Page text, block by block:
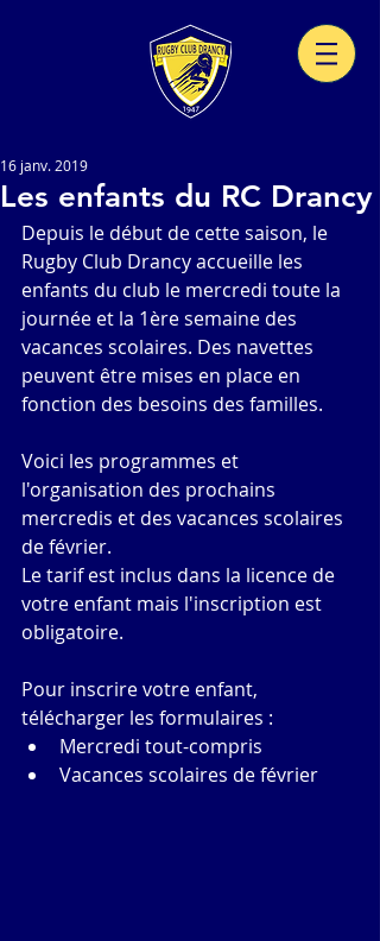
Les enfants du RC Drancy
16 janv. 2019
Depuis le début de cette saison, le
Rugby Club Drancy accueille les
enfants du club le mercredi toute la
journée et la 1ère semaine des
vacances scolaires. Des navettes
peuvent être mises en place en
fonction des besoins des familles.
Voici les programmes et
l'organisation des prochains
mercredis et des vacances scolaires
de février.
Le tarif est inclus dans la licence de
votre enfant mais l'inscription est
obligatoire.
Pour inscrire votre enfant,
télécharger les formulaires :
Mercredi tout-compris
Vacances scolaires de février